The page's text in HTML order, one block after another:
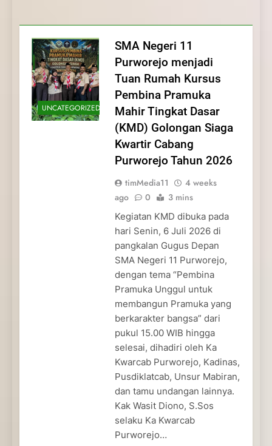
dan Pengabdian Generasi
Pramuka
Pramuka
Kepedulian
UNCATEGORIZED
SMA Negeri 11
Purworejo menjadi
Tuan Rumah Kursus
Pembina Pramuka
Mahir Tingkat Dasar
(KMD) Golongan Siaga
Kwartir Cabang
Purworejo Tahun 2026
timMedia11
4 weeks
ago
0 3 mins
Kegiatan KMD dibuka pada
hari Senin, 6 Juli 2026 di
pangkalan Gugus Depan
SMA Negeri 11 Purworejo,
dengan tema “Pembina
Pramuka Unggul untuk
membangun Pramuka yang
berkarakter bangsa” dari
pukul 15.00 WIB hingga
selesai, dihadiri oleh Ka
Kwarcab Purworejo, Kadinas,
Pusdiklatcab, Unsur Mabiran,
dan tamu undangan lainnya.
Kak Wasit Diono, S.Sos
selaku Ka Kwarcab
Purworejo…